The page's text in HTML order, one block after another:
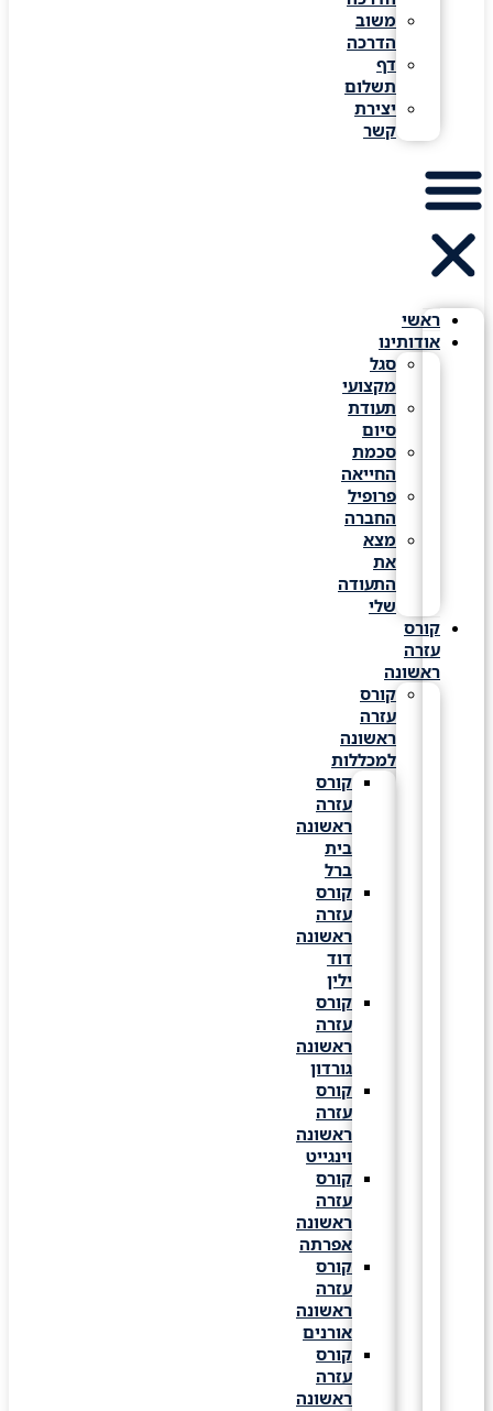
משוב
הדרכה
דף
תשלום
יצירת
ראשי
אודותינו
סגל
מקצועי
תעודת
סכמת
החייאה
פרופיל
החברה
מצא
התעודה
קורס
עזרה
ראשונה
קורס
עזרה
ראשונה
למכללות
קורס
עזרה
ראשונה
קורס
עזרה
ראשונה
קורס
עזרה
ראשונה
גורדון
קורס
עזרה
ראשונה
וינגייט
קורס
עזרה
ראשונה
אפרתה
קורס
עזרה
ראשונה
אורנים
קורס
עזרה
ראשונה